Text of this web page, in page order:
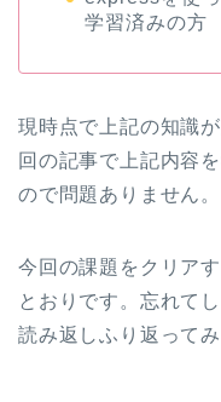
学習済みの方
現時点で上記の知識
回の記事で上記内容
ので問題ありません。
今回の課題をクリア
とおりです。忘れて
読み返しふり返ってみ